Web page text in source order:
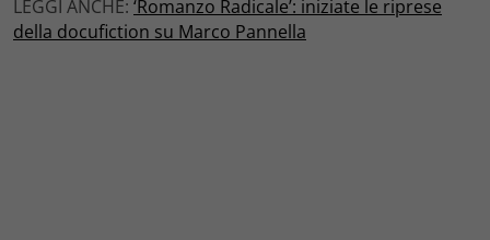
LEGGI ANCHE: ‘Romanzo Radicale’: iniziate le riprese
della docufiction su Marco Pannella